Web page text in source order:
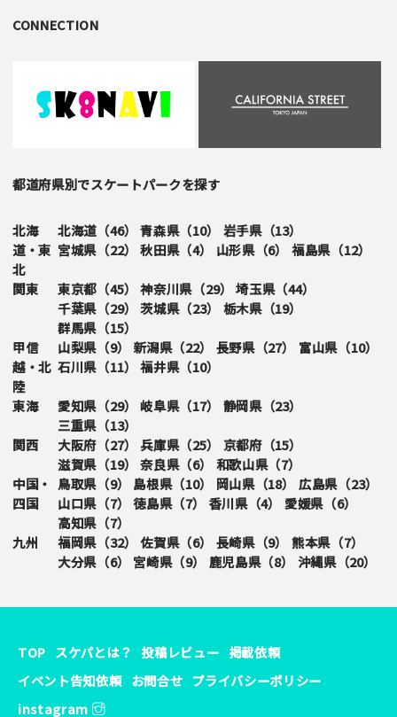
CONNECTION
都道府県別でスケートパークを探す
北海
道・東
北
北海道（46） 青森県（10） 岩手県（13）
宮城県（22） 秋田県（4） 山形県（6） 福島県（12）
関東 東京都（45） 神奈川県（29） 埼玉県（44）
千葉県（29） 茨城県（23） 栃木県（19）
群馬県（15）
甲信
越・北
陸
山梨県（9） 新潟県（22） 長野県（27） 富山県（10）
石川県（11） 福井県（10）
東海 愛知県（29） 岐阜県（17） 静岡県（23）
三重県（13）
関西
大阪府（27） 兵庫県（25） 京都府（15）
滋賀県（19） 奈良県（6） 和歌山県（7）
中国・
四国
鳥取県（9） 島根県（10） 岡山県（18） 広島県（23）
山口県（7） 徳島県（7） 香川県（4） 愛媛県（6）
高知県（7）
九州
福岡県（32） 佐賀県（6） 長崎県（9） 熊本県（7）
大分県（6） 宮崎県（9） 鹿児島県（8） 沖縄県（20）
TOP スケパとは？ 投稿レビュー 掲載依頼
イベント告知依頼 お問合せ プライバシーポリシー
instagram